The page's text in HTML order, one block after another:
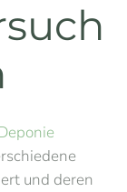
und deren